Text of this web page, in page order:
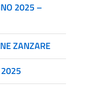
2025 –
ZANZARE